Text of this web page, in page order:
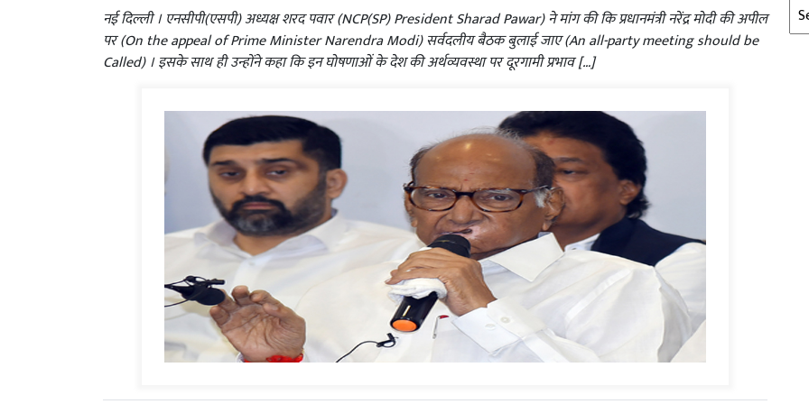
नई दिल्ली । एनसीपी(एसपी) अध्यक्ष शरद पवार (NCP(SP) President Sharad Pawar) ने मांग की कि प्रधानमंत्री नरेंद्र मोदी की अपील
पर (On the appeal of Prime Minister Narendra Modi) सर्वदलीय बैठक बुलाई जाए (An all-party meeting should be
Called) । इसके साथ ही उन्होंने कहा कि इन घोषणाओं के देश की अर्थव्यवस्था पर दूरगामी प्रभाव […]